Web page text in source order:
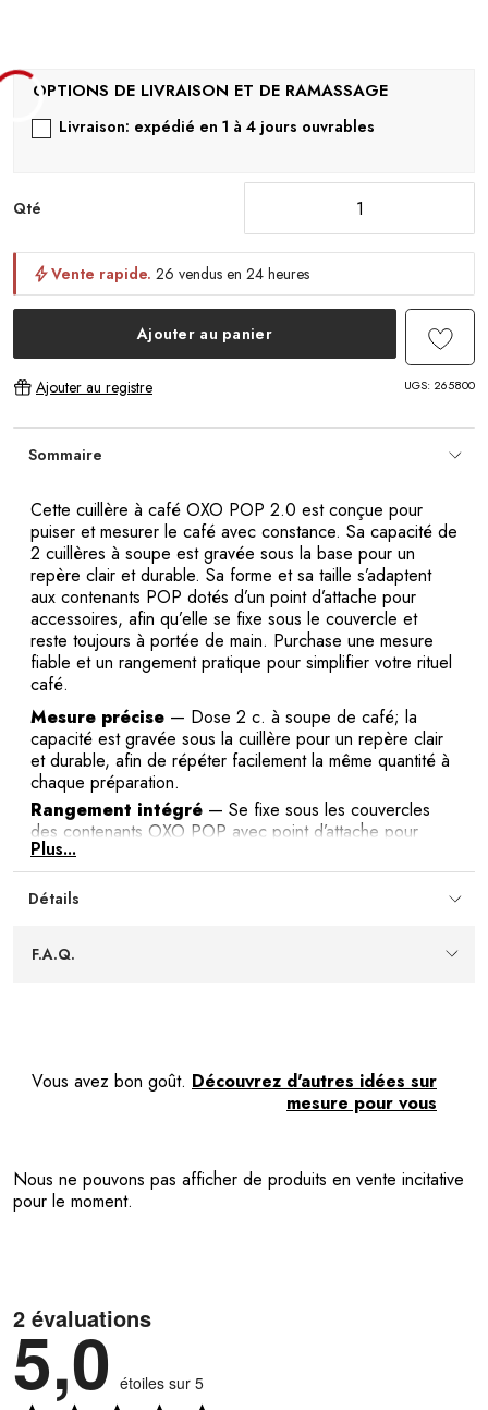
Livraison: expédié en 1 à 4 jours ouvrables
Qté
Vente rapide. 26 vendus en 24 heures
Ajouter au panier
Ajouter au registre UGS: 265800
Sommaire
Cette cuillère à café OXO POP 2.0 est conçue pour
puiser et mesurer le café avec constance. Sa capacité de
2 cuillères à soupe est gravée sous la base pour un
repère clair et durable. Sa forme et sa taille s’adaptent
aux contenants POP dotés d’un point d’attache pour
accessoires, afin qu’elle se fixe sous le couvercle et
reste toujours à portée de main. Purchase une mesure
fiable et un rangement pratique pour simplifier votre rituel
café.
Mesure précise — Dose 2 c. à soupe de café; la
capacité est gravée sous la cuillère pour un repère clair
et durable, afin de répéter facilement la même quantité à
chaque préparation.
Rangement intégré — Se fixe sous les couvercles
des contenants OXO POP avec point d’attache pour
accessoires, gardant la cuillère accessible et évitant de la
chercher au moment de servir.
Format adapté
remplissage net du filtre ou de la cafetière sans dégâts
inutiles.
Plus...
Détails
F.A.Q.
Vous avez bon goût. Découvrez d'autres idées sur
mesure pour vous
Nous ne pouvons pas afficher de produits en vente incitative
pour le moment.
2 évaluations
5,0 étoiles sur 5